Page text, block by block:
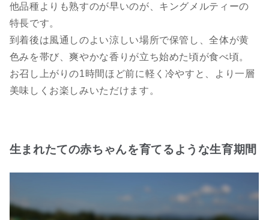
他品種よりも熟すのが早いのが、キングメルティーの
特長です。
到着後は風通しのよい涼しい場所で保管し、全体が黄
色みを帯び、爽やかな香りが立ち始めた頃が食べ頃。
お召し上がりの1時間ほど前に軽く冷やすと、より一層
美味しくお楽しみいただけます。
生まれたての赤ちゃんを育てるような生育期間